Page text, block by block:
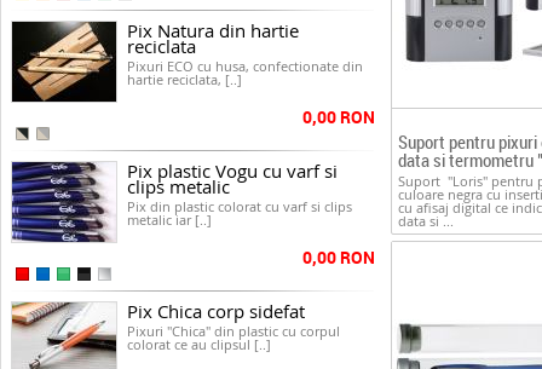
Pix Natura din hartie
reciclata
Pixuri ECO cu husa, confectionate din
hartie reciclata, [..]
0,00 RON
Pix plastic Vogu cu varf si
clips metalic
Pix din plastic colorat cu varf si clips
metalic iar [..]
0,00 RON
Pix Chica corp sidefat
Pixuri "Chica" din plastic cu corpul
colorat ce au clipsul [..]
Suport pentru pixuri
data si termometru
Suport "Loris" pentru
culoare negra cu
cu afisaj digital ce
data si ...